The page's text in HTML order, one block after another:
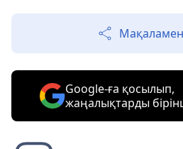
Мақаламен
Google-ға қосылып,
жаңалықтарды